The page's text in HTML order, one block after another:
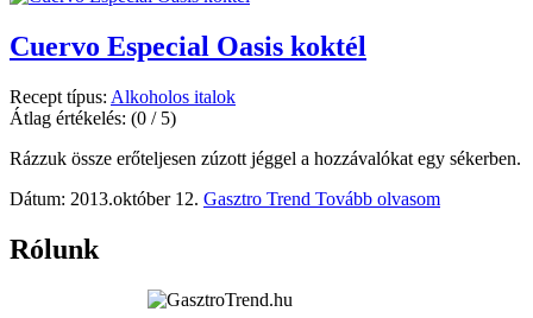
Cuervo Especial Oasis koktél
Recept típus: Alkoholos italok
Átlag értékelés: (0 / 5)
Rázzuk össze erőteljesen zúzott jéggel a hozzávalókat egy sékerben.
Dátum: 2013.október 12. Gasztro Trend Tovább olvasom
Rólunk